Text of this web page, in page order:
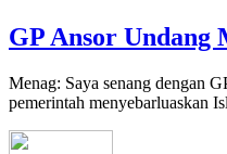
GP Ansor Undang
Menag: Saya senang dengan
pemerintah menyebarluaskan